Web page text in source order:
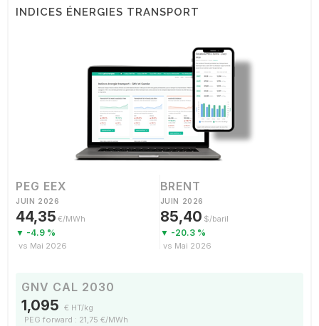
INDICES ÉNERGIES TRANSPORT
PEG EEX
JUIN 2026
44,35 €/MWh
▼ -4.9 %
vs Mai 2026
BRENT
JUIN 2026
85,40 $/baril
▼ -20.3 %
vs Mai 2026
GNV CAL 2030
1,095 € HT/kg
PEG forward : 21,75 €/MWh